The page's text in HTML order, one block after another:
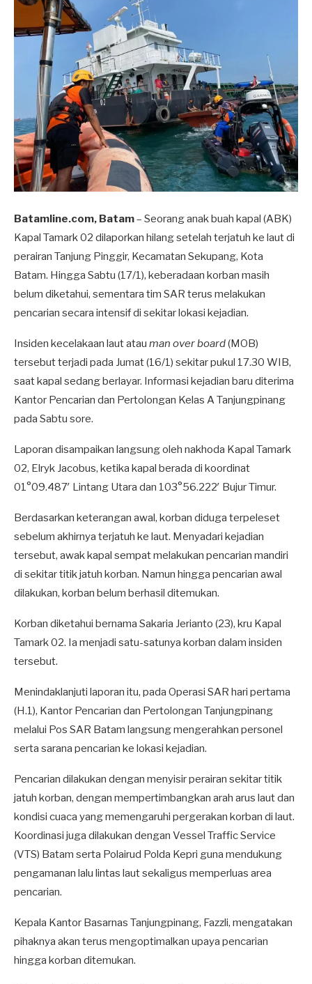
Batamline.com, Batam– Seorang anak buah kapal (ABK)
Kapal Tamark 02 dilaporkan hilang setelah terjatuh ke laut di
perairan Tanjung Pinggir, Kecamatan Sekupang, Kota
Batam. Hingga Sabtu (17/1), keberadaan korban masih
belum diketahui, sementara tim SAR terus melakukan
pencarian secara intensif di sekitar lokasi kejadian.
Insiden kecelakaan laut atau man over board(MOB)
tersebut terjadi pada Jumat (16/1) sekitar pukul 17.30 WIB,
saat kapal sedang berlayar. Informasi kejadian baru diterima
Kantor Pencarian dan Pertolongan Kelas A Tanjungpinang
pada Sabtu sore.
Laporan disampaikan langsung oleh nakhoda Kapal Tamark
02, Elryk Jacobus, ketika kapal berada di koordinat
01°09.487′ Lintang Utara dan 103°56.222′ Bujur Timur.
Berdasarkan keterangan awal, korban diduga terpeleset
sebelum akhirnya terjatuh ke laut. Menyadari kejadian
tersebut, awak kapal sempat melakukan pencarian mandiri
di sekitar titik jatuh korban. Namun hingga pencarian awal
dilakukan, korban belum berhasil ditemukan.
Korban diketahui bernama Sakaria Jerianto (23), kru Kapal
Tamark 02. Ia menjadi satu-satunya korban dalam insiden
tersebut.
Menindaklanjuti laporan itu, pada Operasi SAR hari pertama
(H.1), Kantor Pencarian dan Pertolongan Tanjungpinang
melalui Pos SAR Batam langsung mengerahkan personel
serta sarana pencarian ke lokasi kejadian.
Pencarian dilakukan dengan menyisir perairan sekitar titik
jatuh korban, dengan mempertimbangkan arah arus laut dan
kondisi cuaca yang memengaruhi pergerakan korban di laut.
Koordinasi juga dilakukan dengan Vessel Traffic Service
(VTS) Batam serta Polairud Polda Kepri guna mendukung
pengamanan lalu lintas laut sekaligus memperluas area
pencarian.
Kepala Kantor Basarnas Tanjungpinang, Fazzli, mengatakan
pihaknya akan terus mengoptimalkan upaya pencarian
hingga korban ditemukan.